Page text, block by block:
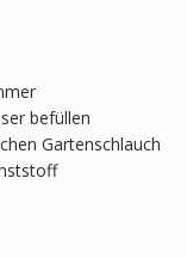
befüllen
Gartenschlauch